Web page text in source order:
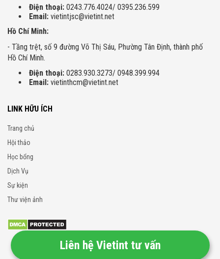
Điện thoại: 0243.776.4024/ 0395.236.599
Email: vietintjsc@vietint.net
Hồ Chí Minh:
- Tầng trệt, số 9 đường Võ Thị Sáu, Phường Tân Định, thành phố
Hồ Chí Minh.
Điện thoại: 0283.930.3273/ 0948.399.994
Email: vietinthcm@vietint.net
LINK HỮU ÍCH
Trang chủ
Hội thảo
Học bổng
Dịch Vụ
Sự kiện
Thư viện ảnh
Liên hệ Vietint tư vấn